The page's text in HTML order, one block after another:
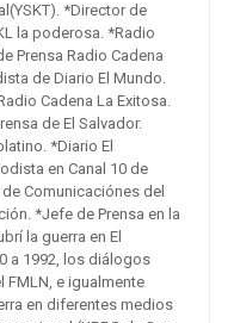
*Director de
la poderosa. *Radio
Prensa Radio Cadena
de Diario El Mundo.
Cadena La Exitosa.
de El Salvador.
*Diario El
en Canal 10 de
Comunicaciónes del
*Jefe de Prensa en la
la guerra en El
a 1992, los diálogos
FMLN, e igualmente
en diferentes medios